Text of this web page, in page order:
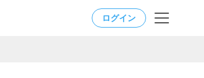
ログイン